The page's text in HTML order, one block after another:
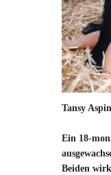
Tansy
Ein 18-
Beiden